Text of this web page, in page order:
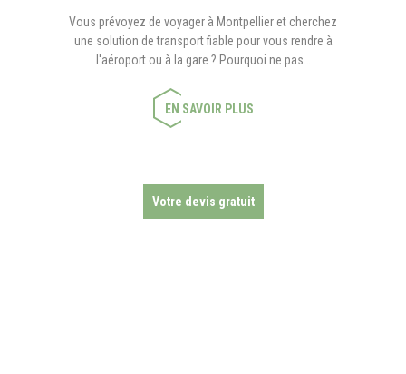
Vous prévoyez de voyager à Montpellier et cherchez
une solution de transport fiable pour vous rendre à
l'aéroport ou à la gare ? Pourquoi ne pas…
EN SAVOIR PLUS
Votre devis gratuit